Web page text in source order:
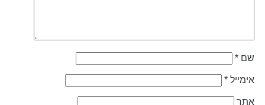
*
*